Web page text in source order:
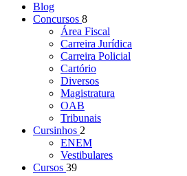
Blog
Concursos 8
Área Fiscal
Carreira Jurídica
Carreira Policial
Cartório
Diversos
Magistratura
OAB
Tribunais
Cursinhos 2
ENEM
Vestibulares
Cursos 39